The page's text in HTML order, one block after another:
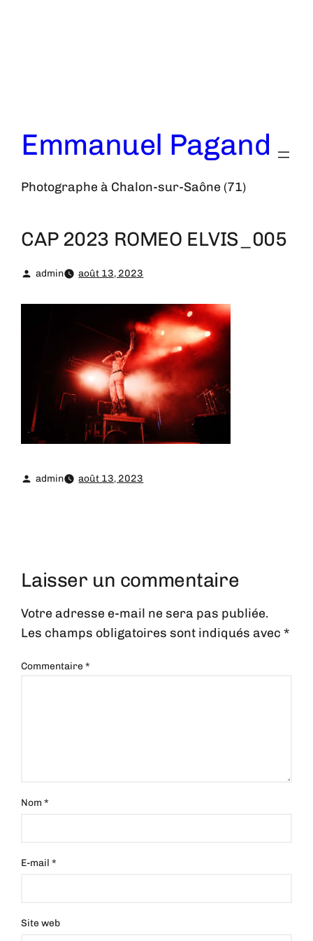
Emmanuel Pagand
Photographe à Chalon-sur-Saône (71)
CAP 2023 ROMEO ELVIS_005
admin août 13, 2023
admin août 13, 2023
Laisser un commentaire
Votre adresse e-mail ne sera pas publiée.
Les champs obligatoires sont indiqués avec*
Commentaire*
Nom*
E-mail*
Site web